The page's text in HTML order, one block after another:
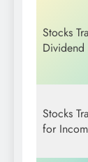
Stocks
Dividend
Stocks
for